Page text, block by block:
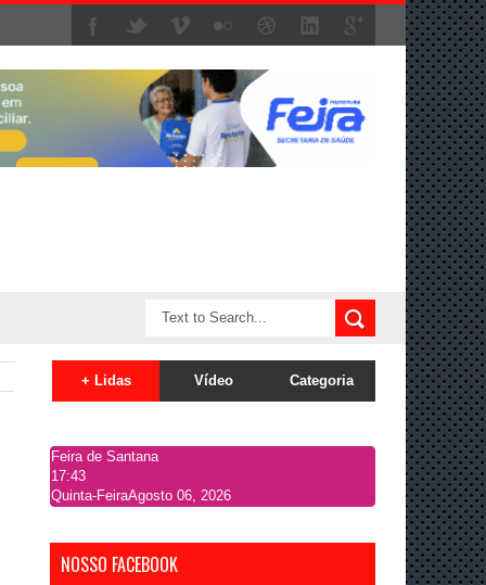
+ Lidas Vídeo Categoria
Feira de Santana
17:43
Quinta-FeiraAgosto 06, 2026
NOSSO FACEBOOK